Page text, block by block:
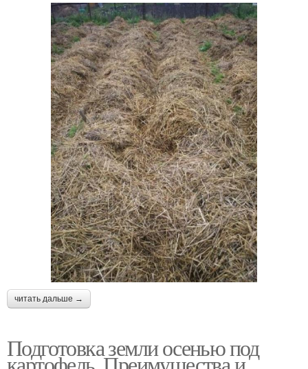
читать дальше →
Подготовка земли осенью под